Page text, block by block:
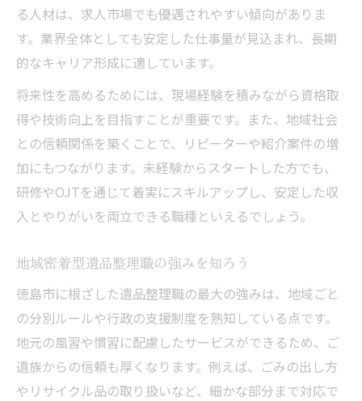
る人材は、求人市場でも優遇されやすい傾向がありま
す。業界全体としても安定した仕事量が見込まれ、長期
的なキャリア形成に適しています。
将来性を高めるためには、現場経験を積みながら資格取
得や技術向上を目指すことが重要です。また、地域社会
との信頼関係を築くことで、リピーターや紹介案件の増
加にもつながります。未経験からスタートした方でも、
研修やOJTを通じて着実にスキルアップし、安定した収
入とやりがいを両立できる職種といえるでしょう。
地域密着型遺品整理職の強みを知ろう
徳島市に根ざした遺品整理職の最大の強みは、地域ごと
の分別ルールや行政の支援制度を熟知している点です。
地元の風習や慣習に配慮したサービスができるため、ご
遺族からの信頼も厚くなります。例えば、ごみの出し方
やリサイクル品の取り扱いなど、細かな部分まで対応で